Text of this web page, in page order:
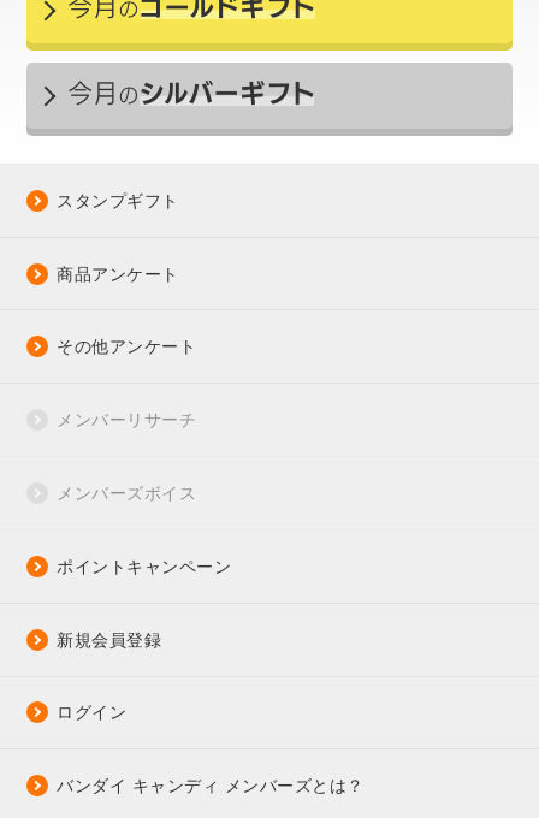
スタンプギフト
商品アンケート
その他アンケート
メンバーリサーチ
メンバーズボイス
ポイントキャンペーン
新規会員登録
ログイン
バンダイ キャンディ メンバーズとは？